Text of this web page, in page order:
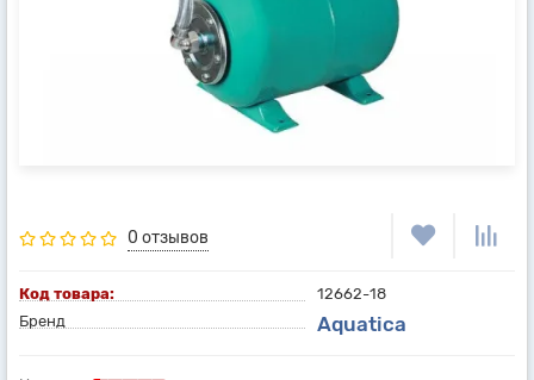
0 отзывов
Код товара:
12662-18
Бренд
Aquatica